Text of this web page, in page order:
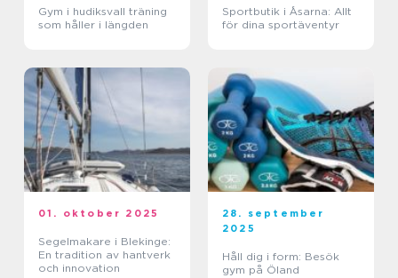
Gym i hudiksvall träning
som håller i längden
Sportbutik i Åsarna: Allt
för dina sportäventyr
01. oktober 2025
Segelmakare i Blekinge:
En tradition av hantverk
och innovation
28. september
2025
Håll dig i form: Besök
gym på Öland